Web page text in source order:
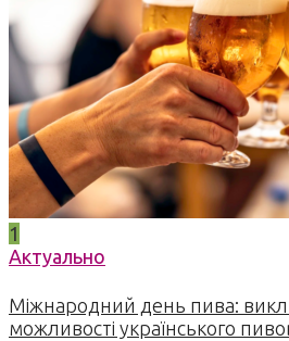
1
Актуально
Міжнародний день пива:
можливості українського